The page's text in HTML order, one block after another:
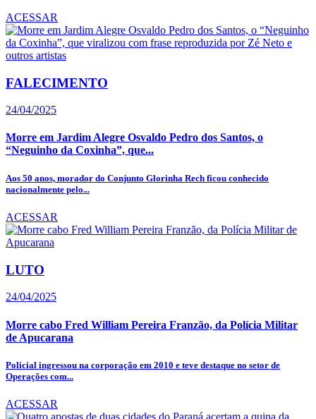
ACESSAR
FALECIMENTO
24/04/2025
Morre em Jardim Alegre Osvaldo Pedro dos Santos, o
“Neguinho da Coxinha”, que...
Aos 50 anos, morador do Conjunto Glorinha Rech ficou conhecido
nacionalmente pelo...
ACESSAR
LUTO
24/04/2025
Morre cabo Fred William Pereira Franzão, da Polícia Militar
de Apucarana
Policial ingressou na corporação em 2010 e teve destaque no setor de
Operações com...
ACESSAR